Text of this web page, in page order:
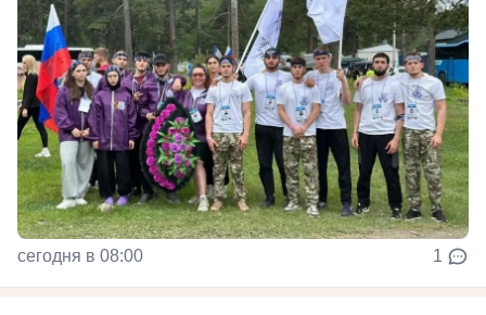
сегодня в 08:00 1